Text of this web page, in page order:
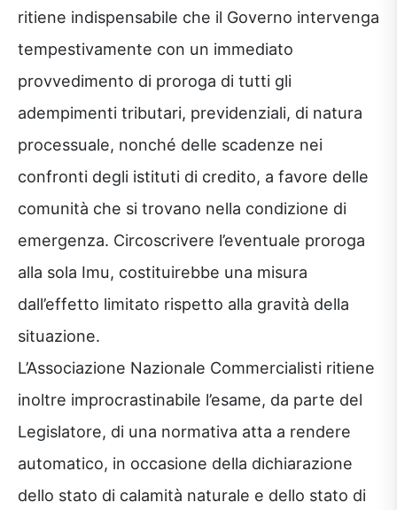
ritiene indispensabile che il Governo intervenga
tempestivamente con un immediato
provvedimento di proroga di tutti gli
adempimenti tributari, previdenziali, di natura
processuale, nonché delle scadenze nei
confronti degli istituti di credito, a favore delle
comunità che si trovano nella condizione di
emergenza. Circoscrivere l’eventuale proroga
alla sola Imu, costituirebbe una misura
dall’effetto limitato rispetto alla gravità della
situazione.
L’Associazione Nazionale Commercialisti ritiene
inoltre improcrastinabile l’esame, da parte del
Legislatore, di una normativa atta a rendere
automatico, in occasione della dichiarazione
dello stato di calamità naturale e dello stato di